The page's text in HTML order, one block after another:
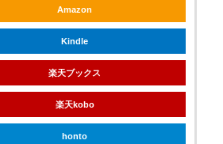
Amazon
Kindle
楽天ブックス
楽天kobo
honto